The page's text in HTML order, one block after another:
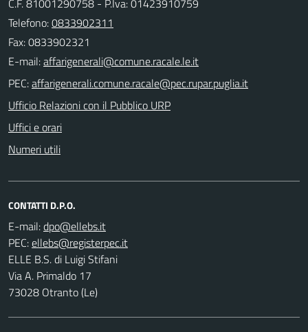
Telefono:0833902311
Fax: 0833902321
E-mail:
PEC:
Ufficio Relazioni con il Pubblico URP
Uffici e orari
Numeri utili
CONTATTI D.P.O.
E-mail:
PEC:
ELLE B.S. di Luigi Stifani
Via A. Primaldo 17
73028 Otranto (Le)